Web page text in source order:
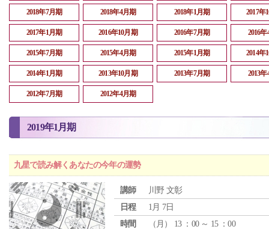
2018年7月期 2018年4月期 2018年1月期 2017年
2017年1月期 2016年10月期 2016年7月期 2016
2015年7月期 2015年4月期 2015年1月期 2014年
2014年1月期 2013年10月期 2013年7月期 2013
2012年7月期 2012年4月期
2019年1月期
九星で読み解くあなたの今年の運勢
講師
川野 文彰
日程
1月 7日
時間
（ 月 ） 13 ：00 ～ 15 ：00